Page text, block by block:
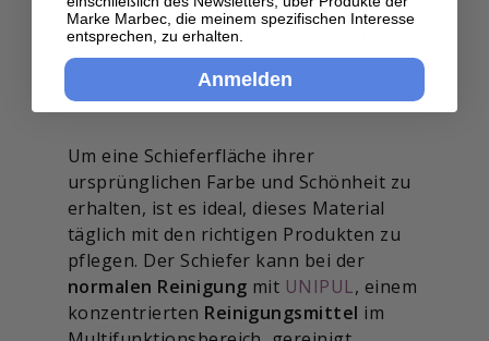
außergewöhnliche Schiefer-
Wartung
Um eine Schieferfläche ihrer
ursprünglichen Farbe und Schönheit zu
erhalten, ist es ideal, dieses Material
täglich mit den richtigen Produkten zu
pflegen. Der Schiefer kann bei der
normalen Reinigung mit UNIPUL, einem
konzentrierten Reinigungsmittel im
Marke Marbec, die meinem spezifischen Interesse
entsprechen, zu erhalten.
Anmelden